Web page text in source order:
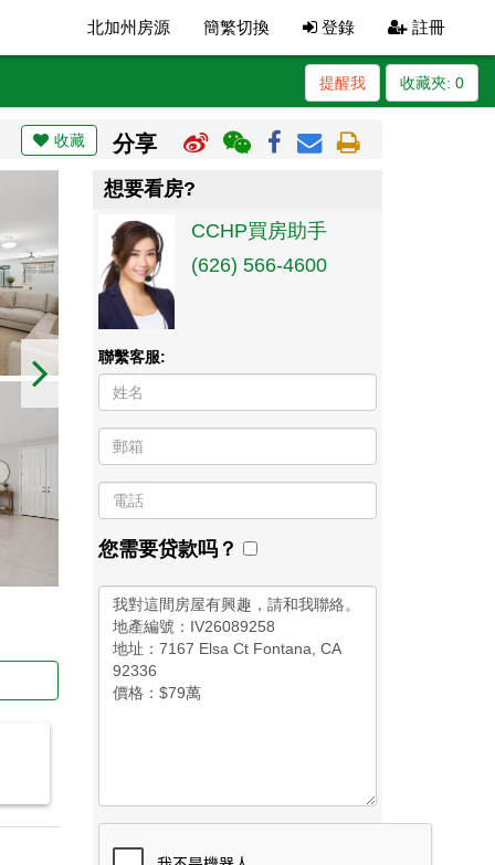
北加州房源 簡繁切換 登錄 註冊
收藏夾: 0
提醒我
收藏 分享
想要看房?
CCHP買房助手
(626) 566-4600
聯繫客服:
您需要贷款吗？